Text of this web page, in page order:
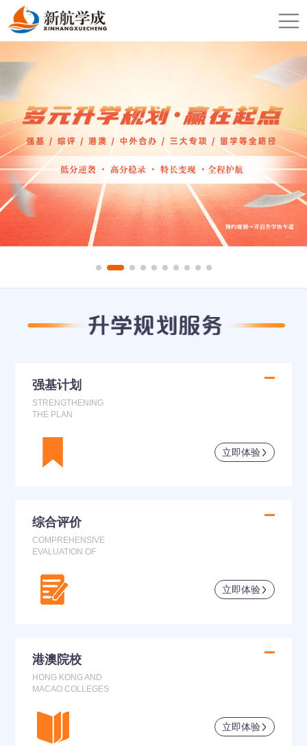
强基计划
STRENGTHENING
THE PLAN
立即体验
综合评价
COMPREHENSIVE
EVALUATION OF
立即体验
港澳院校
HONG KONG AND
MACAO COLLEGES
立即体验